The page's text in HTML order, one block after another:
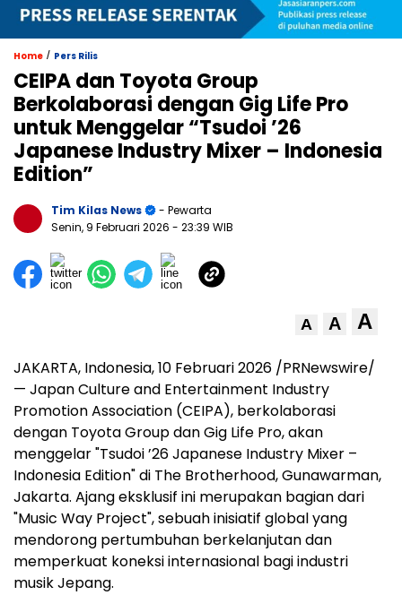
Home / Pers Rilis
CEIPA dan Toyota Group
Berkolaborasi dengan Gig Life Pro
untuk Menggelar “Tsudoi ’26
Japanese Industry Mixer – Indonesia
Edition”
Tim Kilas News
- Pewarta
Senin, 9 Februari 2026 - 23:39 WIB
A A A
JAKARTA, Indonesia, 10 Februari 2026 /PRNewswire/
— Japan Culture and Entertainment Industry
Promotion Association (CEIPA), berkolaborasi
dengan Toyota Group dan Gig Life Pro, akan
menggelar "Tsudoi ’26 Japanese Industry Mixer –
Indonesia Edition" di The Brotherhood, Gunawarman,
Jakarta. Ajang eksklusif ini merupakan bagian dari
"Music Way Project", sebuah inisiatif global yang
mendorong pertumbuhan berkelanjutan dan
memperkuat koneksi internasional bagi industri
musik Jepang.